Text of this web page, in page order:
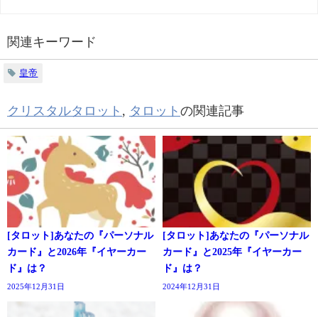
関連キーワード
皇帝
クリスタルタロット , タロット の関連記事
[タロット]あなたの『パーソナル
カード』と2026年『イヤーカー
ド』は？
2025年12月31日
[タロット]あなたの『パーソナル
カード』と2025年『イヤーカー
ド』は？
2024年12月31日